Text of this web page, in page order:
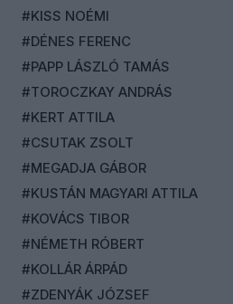
#KISS NOÉMI
#DÉNES FERENC
#PAPP LÁSZLÓ TAMÁS
#TOROCZKAY ANDRÁS
#KERT ATTILA
#CSUTAK ZSOLT
#MEGADJA GÁBOR
#KUSTÁN MAGYARI ATTILA
#KOVÁCS TIBOR
#NÉMETH RÓBERT
#KOLLÁR ÁRPÁD
#ZDENYÁK JÓZSEF